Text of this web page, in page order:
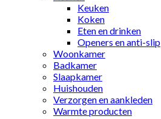
Keuken
Koken
Eten en drinken
Openers en anti-slip
Woonkamer
Badkamer
Slaapkamer
Huishouden
Verzorgen en aankleden
Warmte producten